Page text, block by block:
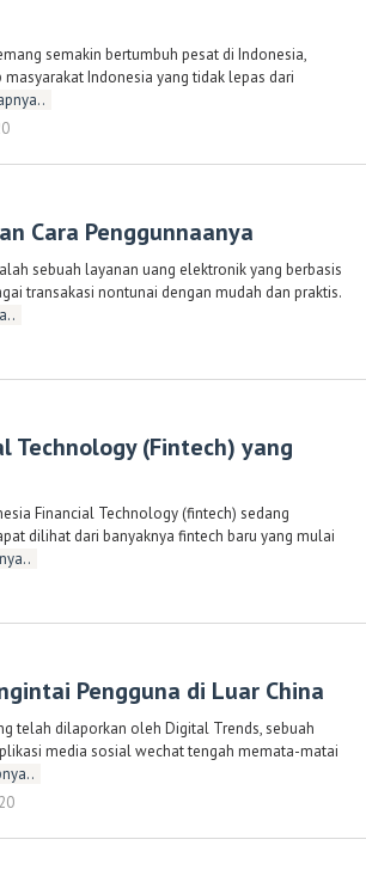
semakin bertumbuh pesat di Indonesia,
Indonesia yang tidak lepas dari
Cara Penggunnaanya
sebuah layanan uang elektronik yang berbasis
transakasi nontunai dengan mudah dan praktis.
Technology (Fintech) yang
Financial Technology (fintech) sedang
dilihat dari banyaknya fintech baru yang mulai
Pengguna di Luar China
telah dilaporkan oleh Digital Trends, sebuah
media sosial wechat tengah memata-matai